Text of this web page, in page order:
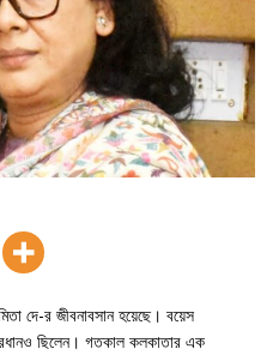
দে-র জীবনাবসান হয়েছে। বয়েস
ছিলেন। গতকাল কলকাতার এক